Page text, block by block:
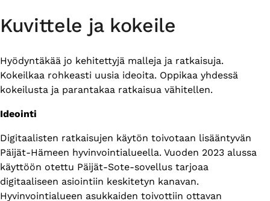
Kuvittele ja kokeile
Hyödyntäkää jo kehitettyjä malleja ja ratkaisuja.
Kokeilkaa rohkeasti uusia ideoita. Oppikaa yhdessä
kokeilusta ja parantakaa ratkaisua vähitellen.
Ideointi
Digitaalisten ratkaisujen käytön toivotaan lisääntyvän
Päijät-Hämeen hyvinvointialueella. Vuoden 2023 alussa
käyttöön otettu Päijät-Sote-sovellus tarjoaa
digitaaliseen asiointiin keskitetyn kanavan.
Hyvinvointialueen asukkaiden toivottiin ottavan